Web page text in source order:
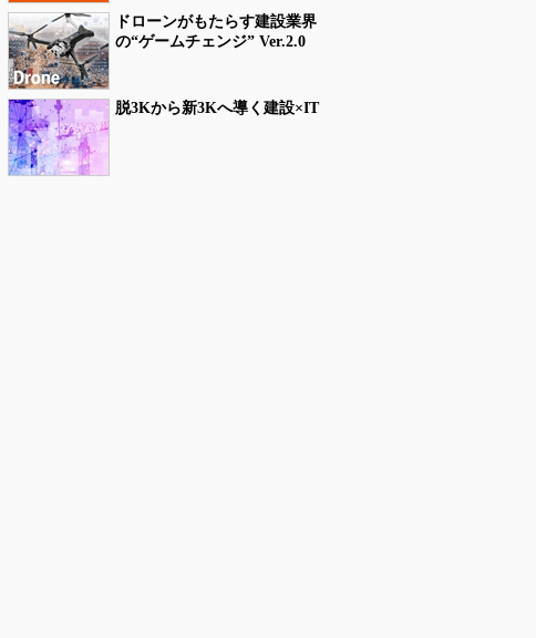
ドローンがもたらす建設業界
の“ゲームチェンジ” Ver.2.0
脱3Kから新3Kへ導く建設×IT